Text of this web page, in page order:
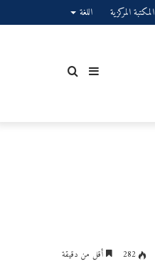
المكتبة المركزية اللغة
بحثإضافة
282 أقل من دقيقة